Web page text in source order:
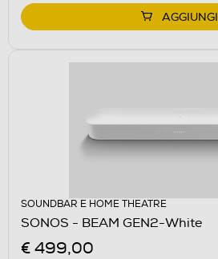
AGGIUNGI
SOUNDBAR E HOME THEATRE
SONOS - BEAM GEN2-White
€ 499,00